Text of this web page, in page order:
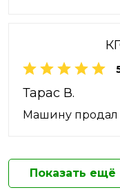
Тарас В.
Машину продал
Показать ещё